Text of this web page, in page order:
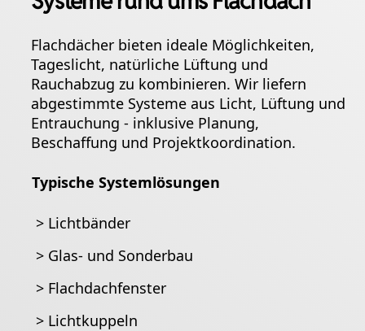
Flachdächer bieten ideale Möglichkeiten,
Tageslicht, natürliche Lüftung und
Rauchabzug zu kombinieren. Wir liefern
abgestimmte Systeme aus Licht, Lüftung und
Entrauchung - inklusive Planung,
Beschaffung und Projektkoordination.
Typische Systemlösungen
> Lichtbänder
> Glas- und Sonderbau
> Flachdachfenster
> Lichtkuppeln